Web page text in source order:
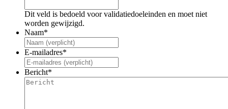
Dit veld is bedoeld voor validatiedoeleinden en moet niet
worden gewijzigd.
Naam*
E-mailadres*
Bericht*